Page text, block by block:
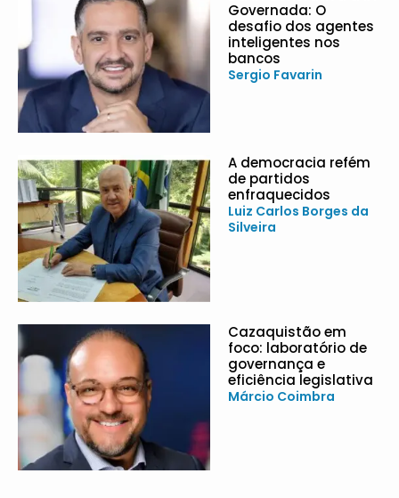
Governada: O
desafio dos agentes
inteligentes nos
bancos
Sergio Favarin
A democracia refém
de partidos
enfraquecidos
Luiz Carlos Borges da
Silveira
Cazaquistão em
foco: laboratório de
governança e
eficiência legislativa
Márcio Coimbra